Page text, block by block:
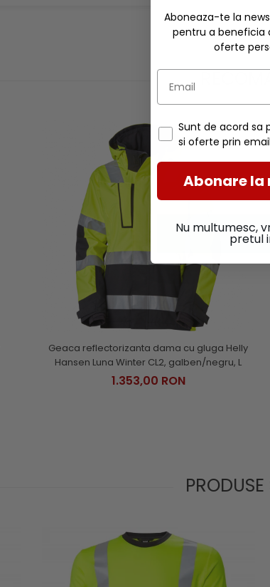
Geaca reflectorizanta dama cu gluga Helly
Hansen Luna Winter CL2, galben/negru, L
1.353,00 RON
Aboneaza-te la
pentru a beneficia
oferte
Sunt de acord sa
si oferte prin
Abonare la
Nu multumesc,
pretul